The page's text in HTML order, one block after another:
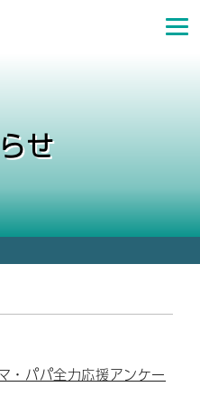
せ
・パパ全力応援アンケー